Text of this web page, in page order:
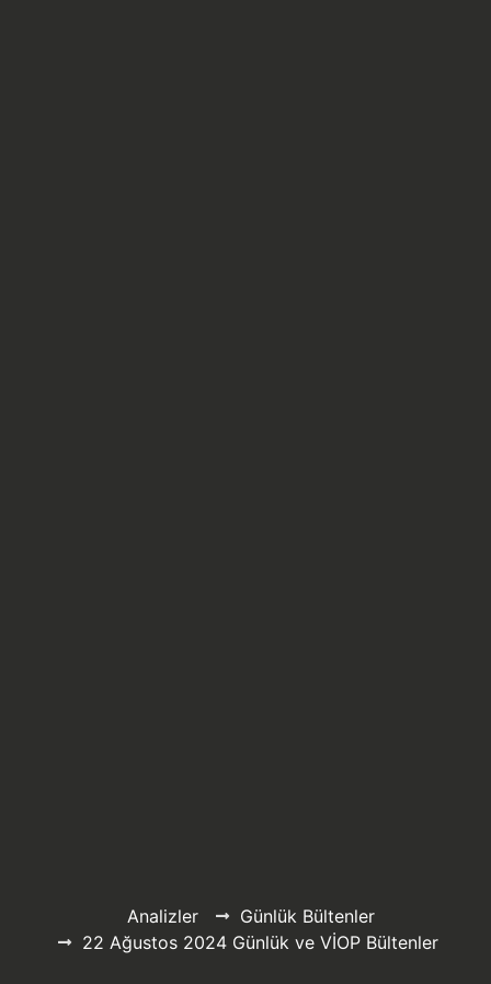
Analizler
Günlük Bültenler
22 Ağustos 2024 Günlük ve VİOP Bültenler